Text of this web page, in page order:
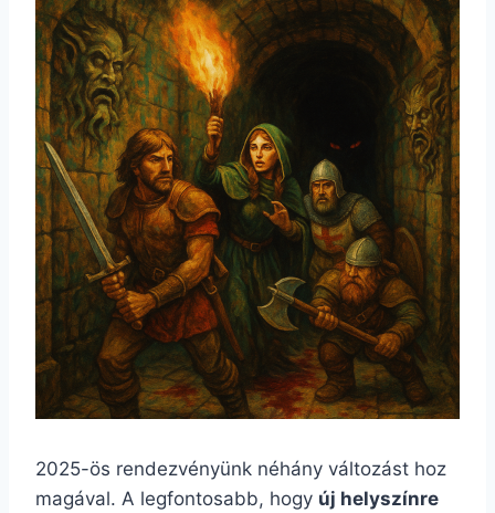
2025-ös rendezvényünk néhány változást hoz
magával. A legfontosabb, hogy új helyszínre